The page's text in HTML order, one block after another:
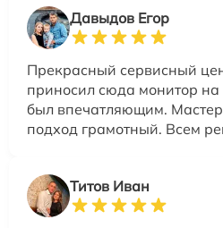
Давыдов Егор
Прекрасный сервисный
приносил сюда монитор на
был впечатляющим.
подход грамотный. Всем
Титов Иван